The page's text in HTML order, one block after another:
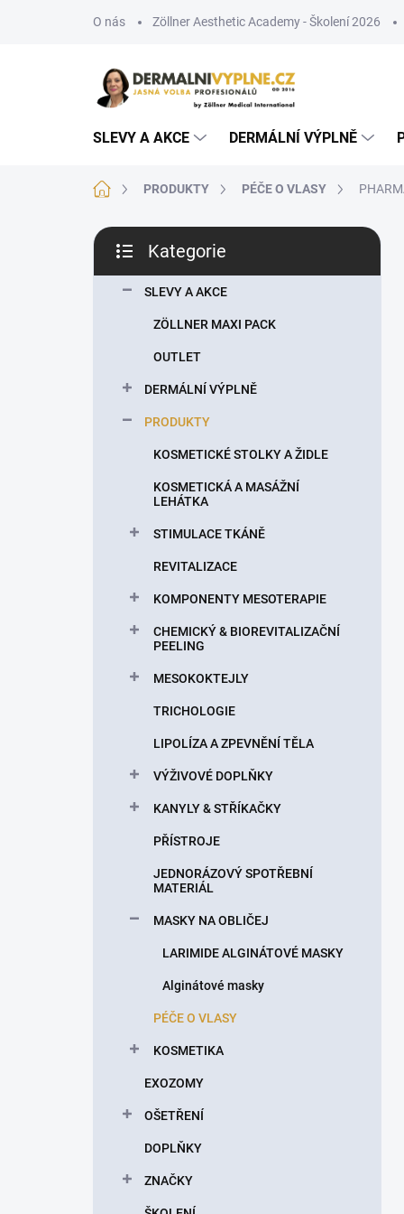
O nás Zöllner Aesthetic Academy - Školení 2026
SLEVY A AKCE DERMÁLNÍ VÝPLNĚ
Domů PRODUKTY PÉČE O VLASY
P
s
kategorie
Kategorie
SLEVY A AKCE
ZÖLLNER MAXI PACK
OUTLET
DERMÁLNÍ VÝPLNĚ
PRODUKTY
KOSMETICKÉ STOLKY A ŽIDLE
KOSMETICKÁ A MASÁŽNÍ
LEHÁTKA
STIMULACE TKÁNĚ
REVITALIZACE
KOMPONENTY MESOTERAPIE
CHEMICKÝ & BIOREVITALIZAČNÍ
PEELING
MESOKOKTEJLY
TRICHOLOGIE
LIPOLÍZA A ZPEVNĚNÍ TĚLA
VÝŽIVOVÉ DOPLŇKY
KANYLY & STŘÍKAČKY
PŘÍSTROJE
JEDNORÁZOVÝ SPOTŘEBNÍ
MATERIÁL
MASKY NA OBLIČEJ
LARIMIDE ALGINÁTOVÉ MASKY
Alginátové masky
PÉČE O VLASY
KOSMETIKA
EXOZOMY
OŠETŘENÍ
DOPLŇKY
ZNAČKY